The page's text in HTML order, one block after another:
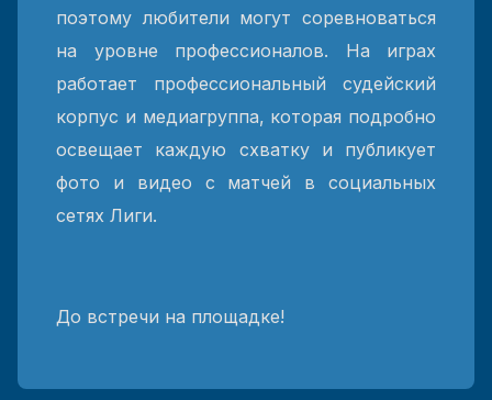
поэтому любители могут соревноваться
на уровне профессионалов. На играх
работает профессиональный судейский
корпус и медиагруппа, которая подробно
освещает каждую схватку и публикует
фото и видео с матчей в социальных
сетях Лиги.
До встречи на площадке!